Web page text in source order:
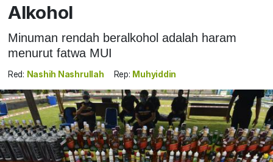
Alkohol
Minuman rendah beralkohol adalah haram
menurut fatwa MUI
Red: Nashih Nashrullah Rep: Muhyiddin